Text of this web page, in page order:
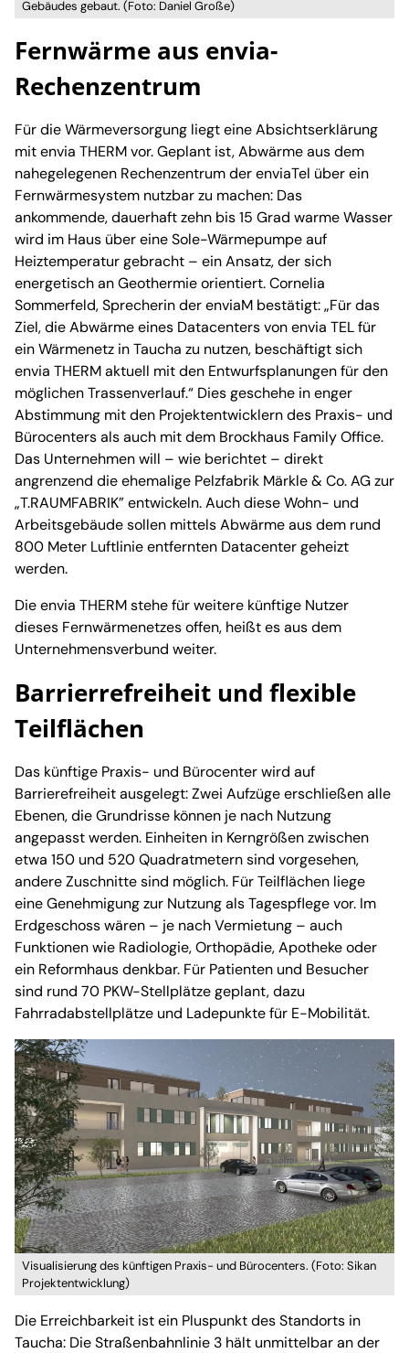
Gebäudes gebaut. (Foto: Daniel Große)
Fernwärme aus envia-
Rechenzentrum
Für die Wärmeversorgung liegt eine Absichtserklärung
mit envia THERM vor. Geplant ist, Abwärme aus dem
nahegelegenen Rechenzentrum der enviaTel über ein
Fernwärmesystem nutzbar zu machen: Das
ankommende, dauerhaft zehn bis 15 Grad warme Wasser
wird im Haus über eine Sole-Wärmepumpe auf
Heiztemperatur gebracht – ein Ansatz, der sich
energetisch an Geothermie orientiert. Cornelia
Sommerfeld, Sprecherin der enviaM bestätigt: „Für das
Ziel, die Abwärme eines Datacenters von envia TEL für
ein Wärmenetz in Taucha zu nutzen, beschäftigt sich
envia THERM aktuell mit den Entwurfsplanungen für den
möglichen Trassenverlauf.“ Dies geschehe in enger
Abstimmung mit den Projektentwicklern des Praxis- und
Bürocenters als auch mit dem Brockhaus Family Office.
Das Unternehmen will – wie berichtet – direkt
angrenzend die ehemalige Pelzfabrik Märkle & Co. AG zur
„T.RAUMFABRIK” entwickeln. Auch diese Wohn- und
Arbeitsgebäude sollen mittels Abwärme aus dem rund
800 Meter Luftlinie entfernten Datacenter geheizt
werden.
Die envia THERM stehe für weitere künftige Nutzer
dieses Fernwärmenetzes offen, heißt es aus dem
Unternehmensverbund weiter.
Barrierrefreiheit und flexible
Teilflächen
Das künftige Praxis- und Bürocenter wird auf
Barrierefreiheit ausgelegt: Zwei Aufzüge erschließen alle
Ebenen, die Grundrisse können je nach Nutzung
angepasst werden. Einheiten in Kerngrößen zwischen
etwa 150 und 520 Quadratmetern sind vorgesehen,
andere Zuschnitte sind möglich. Für Teilflächen liege
eine Genehmigung zur Nutzung als Tagespflege vor. Im
Erdgeschoss wären – je nach Vermietung – auch
Funktionen wie Radiologie, Orthopädie, Apotheke oder
ein Reformhaus denkbar. Für Patienten und Besucher
sind rund 70 PKW-Stellplätze geplant, dazu
Fahrradabstellplätze und Ladepunkte für E-Mobilität.
Visualisierung des künftigen Praxis- und Bürocenters. (Foto: Sikan
Projektentwicklung)
Die Erreichbarkeit ist ein Pluspunkt des Standorts in
Taucha: Die Straßenbahnlinie 3 hält unmittelbar an der